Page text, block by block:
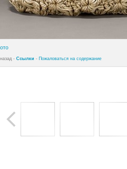
- Ссылки - Пожаловаться на содержание